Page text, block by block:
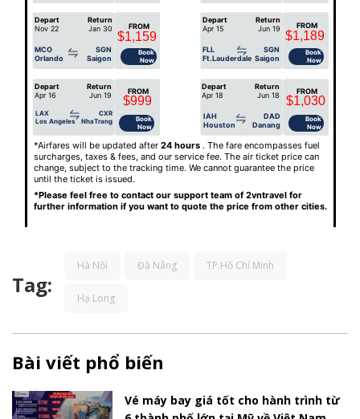
Trang
Chủ
Vé
Depart
Nov 22
Return
Jan 30
FROM
$1,159
MCO
Orlando
SGN
Saigon
Book
Now
Depart
Apr 16
Return
Jun 19
LAX
Los Angeles
CXR
NhaTrang
$999
FROM
Book
Now
Depart
Apr 15
Return
Jun 19
FROM
$1,189
FLL
Ft.Lauderdale
SGN
Saigon
Book
Now
Depart
Apr 18
Return
Jun 18
$1,030
FROM
IAH
Houston
DAD
Danang
Book
Now
*Airfares will be updated after 24 hours . The fare encompasses fuel
surcharges, taxes & fees, and our service fee. The air ticket price can
change, subject to the tracking time. We cannot guarantee the price
until the ticket is issued.
*Please feel free to contact our support team of 2vntravel for
further information if you want to quote the price from other cities.
Tag:
Hà Nội Đà Nẵng TP.Hồ Chí Minh
Hạ Long
Bài viết phổ biến
Vé máy bay giá tốt cho hành trình từ